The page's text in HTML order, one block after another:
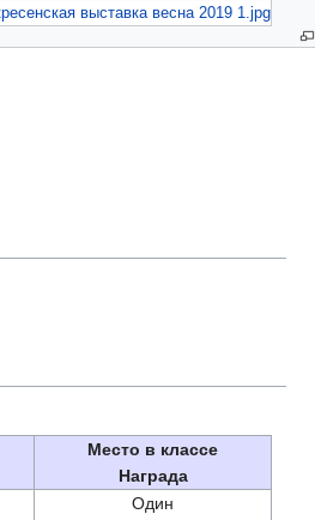
Место в классе
Награда
Один